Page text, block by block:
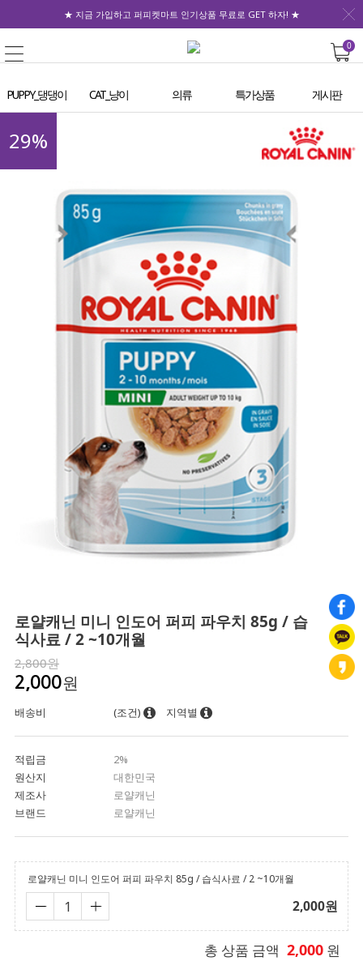
★ 지금 가입하고 퍼피켓마트 인기상품 무료로 GET 하자! ★
0
PUPPY_댕댕이 CAT_냥이 의류 특가상품 게시판
29%
로얄캐닌 미니 인도어 퍼피 파우치 85g / 습
식사료 / 2 ~10개월
2,800원
2,000원
배송비 (조건) 지역별
적립금
2%
원산지
대한민국
제조사
로얄캐닌
브랜드
로얄캐닌
로얄캐닌 미니 인도어 퍼피 파우치 85g / 습식사료 / 2 ~10개월
2,000원
총 상품 금액 2,000 원